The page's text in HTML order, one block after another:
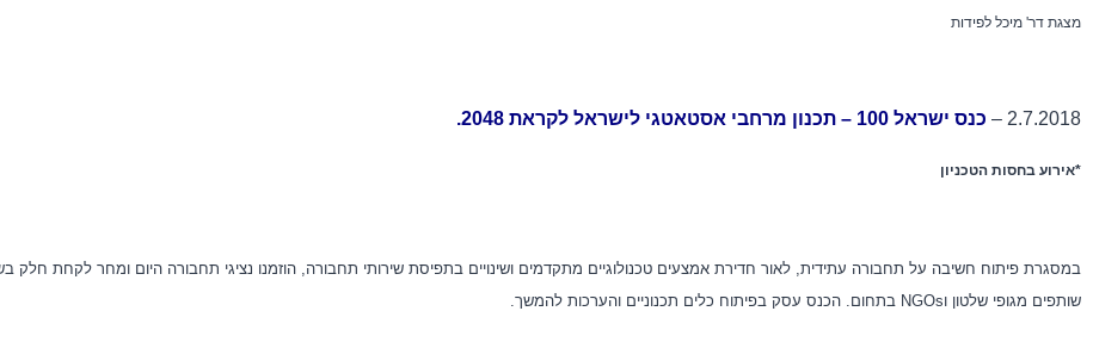
מצגת דר' מיכל לפידות
2.7.2018 – כנס ישראל 100 – תכנון מרחבי אסטאטגי לישראל לקראת 2048 .
*אירוע בחסות הטכניון
במסגרת פיתוח חשיבה על תחבורה עתידית, לאור חדירת אמצעים טכנולוגיים מתקדמים ושינויים בתפיסת שירותי תחבורה, הוזמנו נציגי תחבורה היום ומחר לקחת חלק
שותפים מגופי שלטון וNGOs בתחום. הכנס עסק בפיתוח כלים תכנוניים והערכות להמשך.